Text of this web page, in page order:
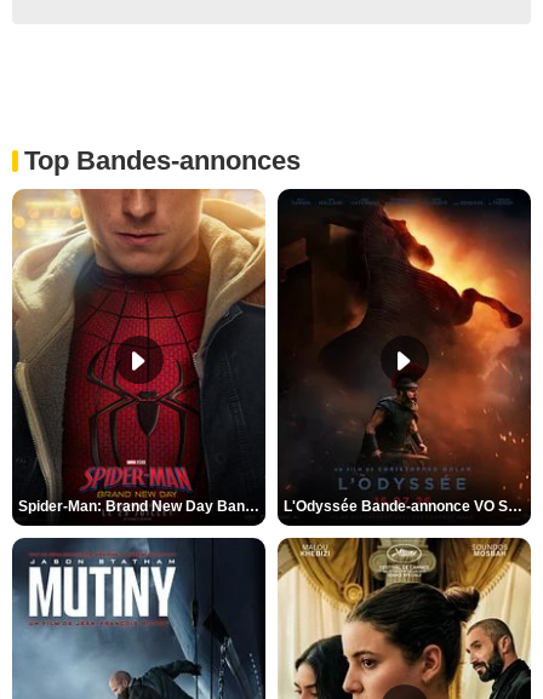
Top Bandes-annonces
Spider-Man: Brand New Day Bande-annonce VO STFR L'Odyssée Bande-annonce VO STFR